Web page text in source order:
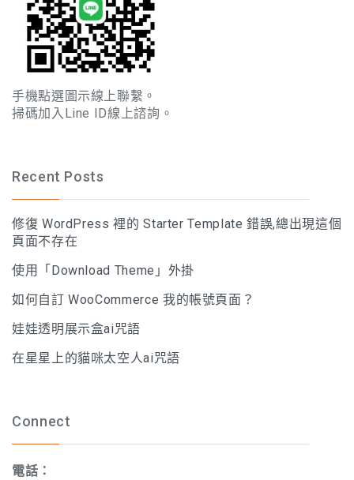
手機點選圖示線上聯繫。
掃碼加入Line ID線上諮詢。
Recent Posts
修復 WordPress 裡的 Starter Template 錯誤,總出現這個
頁面不存在
使用「Download Theme」外掛
如何自訂 WooCommerce 我的帳號頁面？
娃娃透明展示盒ai咒語
在星星上的貓咪太空人ai咒語
Connect
電話：